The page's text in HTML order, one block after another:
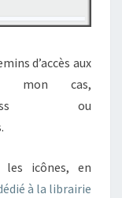
d’accès aux
mon cas,
ou
les icônes, en
à la librairie